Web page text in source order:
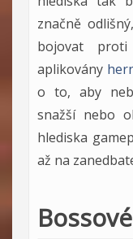
značně
bojovat
aplikovány
o to, aby
snažší nebo
hlediska
až na
Bossové